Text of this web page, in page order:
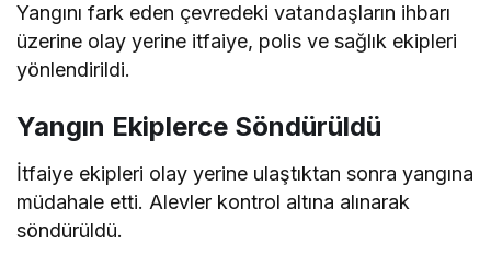
Yangını fark eden çevredeki vatandaşların ihbarı
üzerine olay yerine itfaiye, polis ve sağlık ekipleri
yönlendirildi.
Yangın Ekiplerce Söndürüldü
İtfaiye ekipleri olay yerine ulaştıktan sonra yangına
müdahale etti. Alevler kontrol altına alınarak
söndürüldü.